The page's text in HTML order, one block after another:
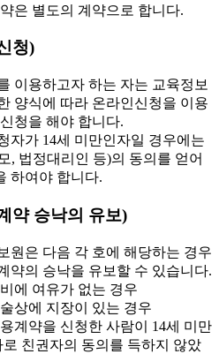
은 별도의 계약으로 합니다.
청)
이용하고자 하는 자는 교육정보
양식에 따라 온라인신청을 이용
청을 해야 합니다.
자가 14세 미만인자일 경우에는
, 법정대리인 등)의 동의를 얻어
하여야 합니다.
약 승낙의 유보)
원은 다음 각 호에 해당하는 경우
약의 승낙을 유보할 수 있습니다.
에 여유가 없는 경우
상에 지장이 있는 경우
계약을 신청한 사람이 14세 미만
로 친권자의 동의를 득하지 않았